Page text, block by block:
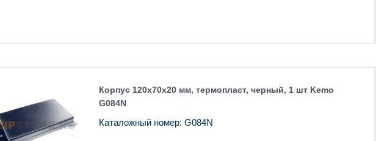
Корпус 120x70x20 мм, термопласт, черный, 1 шт Kemo
G084N
Каталожный номер: G084N